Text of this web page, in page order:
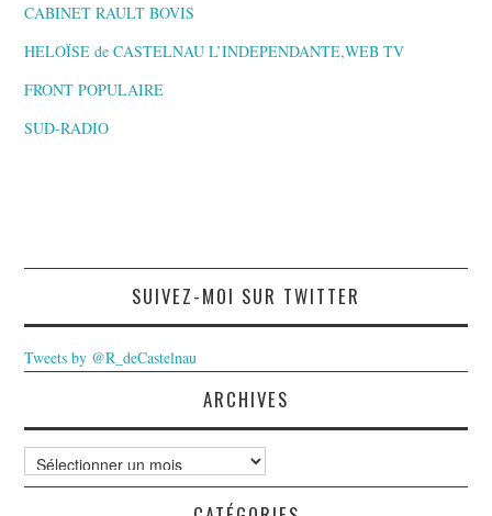
CABINET RAULT BOVIS
HELOÏSE de CASTELNAU L’INDEPENDANTE,WEB TV
FRONT POPULAIRE
SUD-RADIO
SUIVEZ-MOI SUR TWITTER
Tweets by @R_deCastelnau
ARCHIVES
Archives